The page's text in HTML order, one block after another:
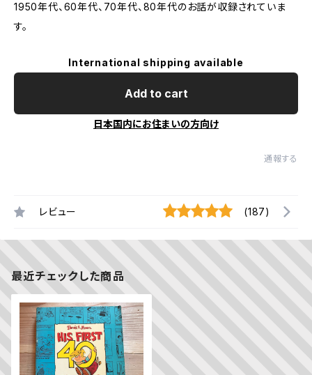
1950年代、60年代、70年代、80年代のお話が収録されていま
す。
International shipping available
Add to cart
日本国内にお住まいの方向け
通報する
レビュー (187)
最近チェックした商品